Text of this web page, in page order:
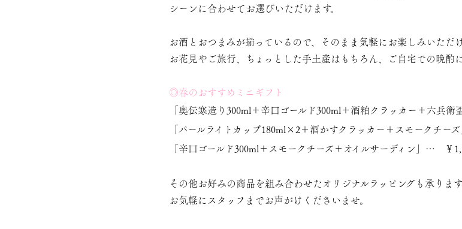
シーンに合わせてお選びいただけます。
お酒とおつまみが揃っているので、そのまま気軽にお楽しみいただけ
お花見やご旅行、ちょっとした手土産はもちろん、ご自宅での晩酌
◎春のおすすめミニギフト
奥伝寒造り300ml ＋ 辛口ゴールド300ml ＋ 酒粕クラッカー ＋六兵衛
パールライトカップ180ml ×2＋ 酒かすクラッカー ＋ スモークチーズ
辛口ゴールド300ml ＋ スモークチーズ＋ オイルサーディン 」… ￥
その他お好みの商品を組み合わせたオリジナルラッピングも承ります
お気軽にスタッフまでお声がけくださいませ。